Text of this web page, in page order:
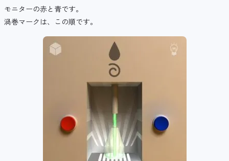
モニターの赤と青です。
渦巻マークは、この順です。